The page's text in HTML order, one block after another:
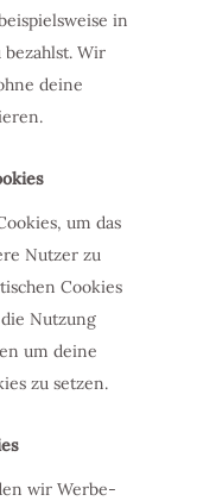
in
Wir
deine
um das
Nutzer zu
Cookies
Nutzung
um deine
zu setzen.
wir Werbe-